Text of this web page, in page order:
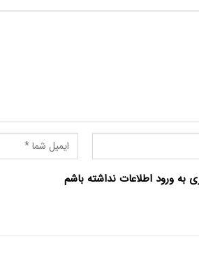
به ورود اطلاعات نداشته باشم